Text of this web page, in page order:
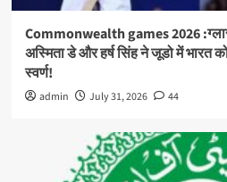
Commonwealth games 2026
अस्मिता डे और हर्ष सिंह ने जूडो में भारत
स्वर्ण!
admin July 31, 2026 44